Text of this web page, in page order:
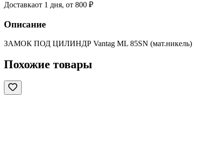
Доставкаот 1 дня, от 800 ₽
Описание
ЗАМОК ПОД ЦИЛИНДР Vantag ML 85SN (мат.никель)
Похожие товары